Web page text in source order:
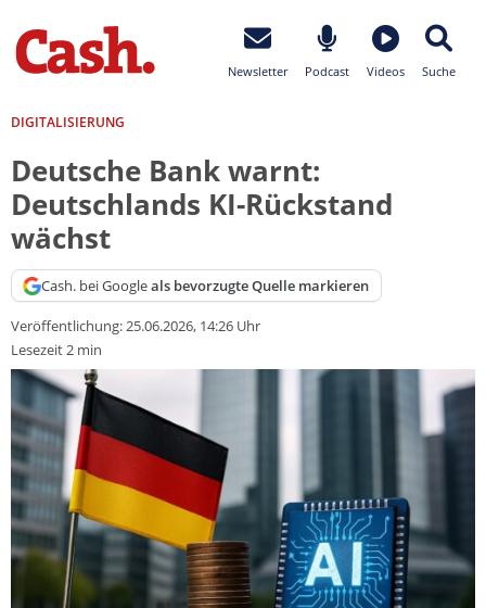
Newsletter Podcast Videos Suche
DIGITALISIERUNG
Deutsche Bank warnt:
Deutschlands KI-Rückstand
wächst
Cash. bei Googleals bevorzugte Quelle markieren
Veröffentlichung:25.06.2026, 14:26 Uhr
Lesezeit 2 min